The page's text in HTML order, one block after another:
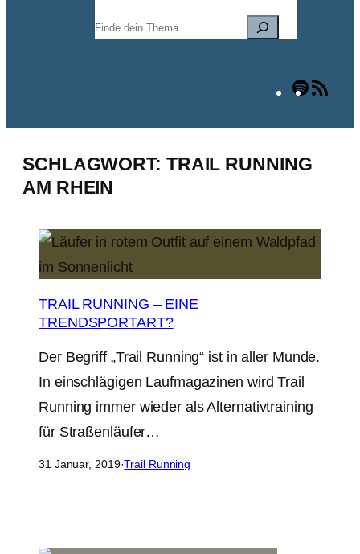
Suchen
Spotify
SCHLAGWORT: TRAIL RUNNING
AM RHEIN
TRAIL RUNNING – EINE
TRENDSPORTART?
Der Begriff „Trail Running“ ist in aller Munde.
In einschlägigen Laufmagazinen wird Trail
Running immer wieder als Alternativtraining
für Straßenläufer…
31 Januar, 2019·Trail Running